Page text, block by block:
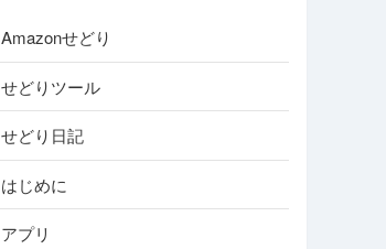
Amazonせどり
せどりツール
せどり日記
はじめに
アプリ